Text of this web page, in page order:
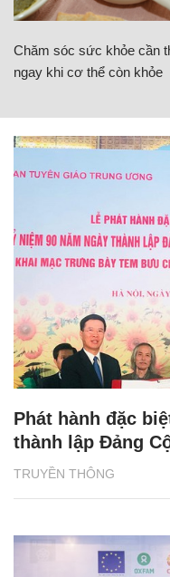
Chăm sóc sức khỏe cần
ngay khi cơ thể còn khỏe
TRUYỀN THÔNG
Phát hành đặc
thành lập Đảng